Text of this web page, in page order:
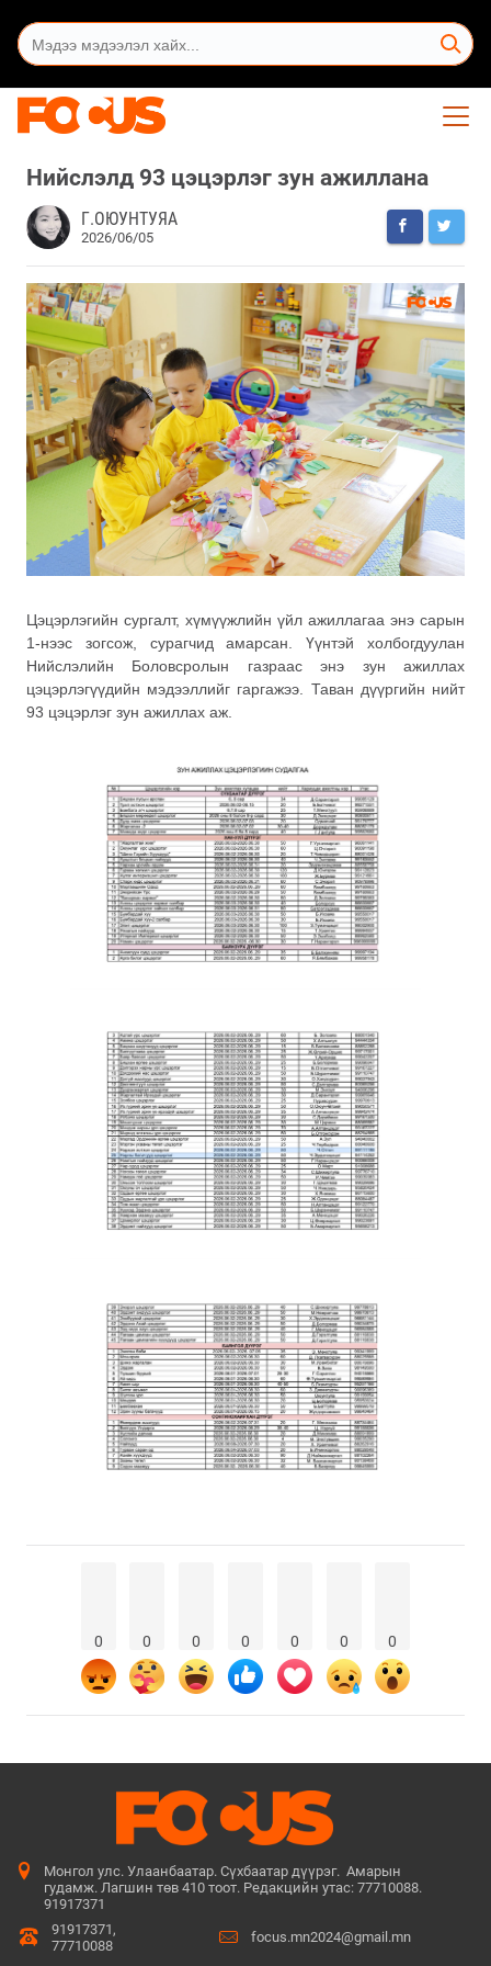
Нийслэлд 93 цэцэрлэг зун ажиллана
Г.ОЮУНТУЯА
2026/06/05
Цэцэрлэгийн сургалт, хүмүүжлийн үйл ажиллагаа энэ сарын
1-нээс зогсож, сурагчид амарсан. Үүнтэй холбогдуулан
Нийслэлийн Боловсролын газраас энэ зун ажиллах
цэцэрлэгүүдийн мэдээллийг гаргажээ. Таван дүүргийн нийт
93 цэцэрлэг зун ажиллах аж.
0 0 0 0 0 0 0
Монгол улс. Улаанбаатар. Сүхбаатар дүүрэг. Амарын
гудамж. Лагшин төв 410 тоот. Редакцийн утас: 77710088.
91917371
91917371,
77710088
focus.mn2024@gmail.mn